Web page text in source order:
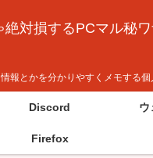
絶対損するPCマル秘
報とかを分かりやすくメモする個
Discord ウ
Firefox